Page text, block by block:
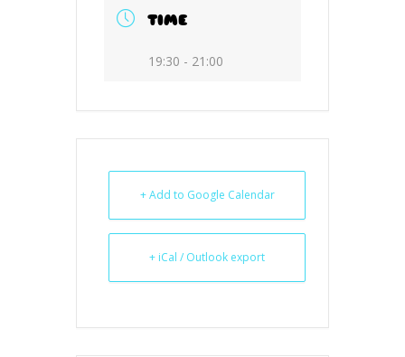
TIME
19:30 - 21:00
+ Add to Google Calendar
+ iCal / Outlook export